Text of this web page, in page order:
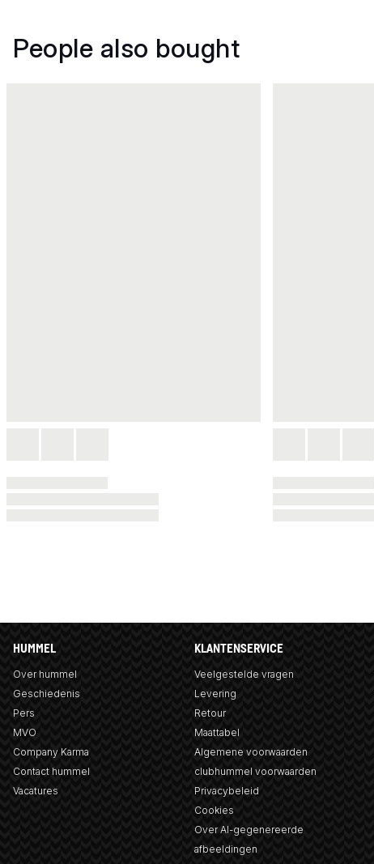
People also bought
HUMMEL
Over hummel
Geschiedenis
Pers
MVO
Company Karma
Contact hummel
Vacatures
KLANTENSERVICE
Veelgestelde vragen
Levering
Retour
Maattabel
Algemene voorwaarden
clubhummel voorwaarden
Privacybeleid
Cookies
Over AI-gegenereerde
afbeeldingen